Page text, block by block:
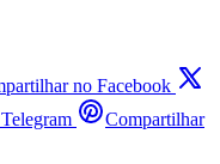
no Facebook
Compartilhar